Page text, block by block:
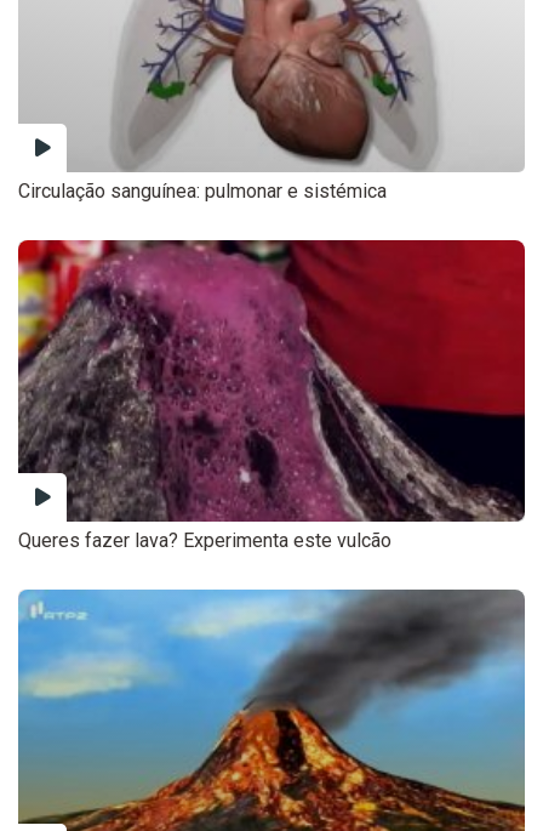
Circulação sanguínea: pulmonar e sistémica
Queres fazer lava? Experimenta este vulcão